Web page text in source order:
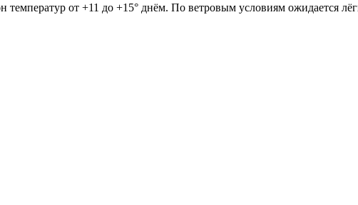
от +11 до +15° днём. По ветровым условиям ожидается